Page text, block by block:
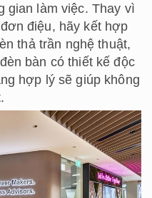
gian làm việc. Thay vì
điệu, hãy kết hợp
thả trần nghệ thuật,
bàn có thiết kế độc
hợp lý sẽ giúp không